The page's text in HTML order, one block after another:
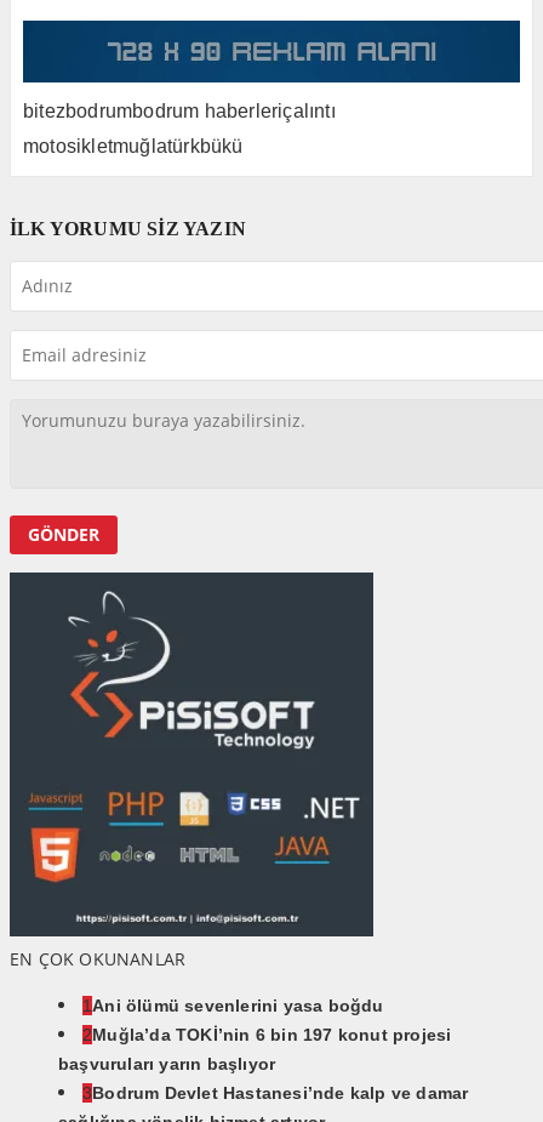
bitezbodrumbodrum haberleriçalıntı
motosikletmuğlatürkbükü
İLK YORUMU SİZ YAZIN
EN ÇOK OKUNANLAR
1Ani ölümü sevenlerini yasa boğdu
2Muğla’da TOKİ’nin 6 bin 197 konut projesi
başvuruları yarın başlıyor
3Bodrum Devlet Hastanesi’nde kalp ve damar